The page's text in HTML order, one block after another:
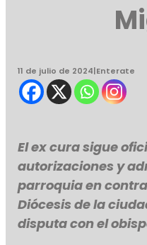
11 de julio de 2024|Enterate
El ex cura sigue
autorizaciones y
parroquia en
Diócesis de la
disputa con el